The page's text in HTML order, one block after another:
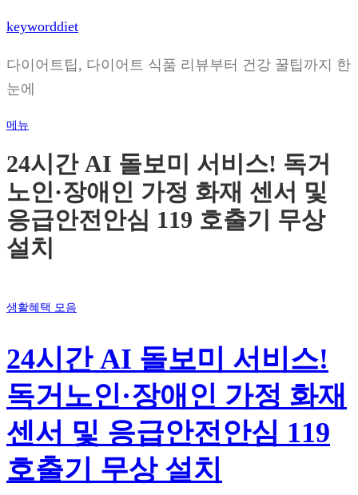
내
으
로
바
로
기
keyworddiet
다이어트팁, 다이어트 식품 리뷰부터 건강 꿀팁까지 한
눈에
메뉴
24시간 AI 돌보미 서비스! 독거
노인·장애인 가정 화재 센서 및
응급안전안심 119 호출기 무상
설치
생활혜택 모음
24시간 AI 돌보미 서비스!
독거노인·장애인 가정 화재
센서 및 응급안전안심 119
호출기 무상 설치